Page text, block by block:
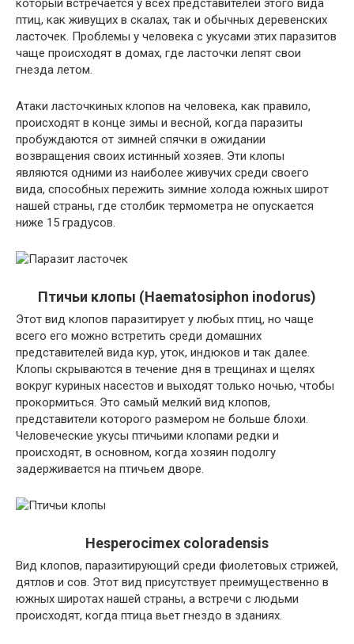
который встречается у всех представителей этого вида
птиц, как живущих в скалах, так и обычных деревенских
ласточек. Проблемы у человека с укусами этих паразитов
чаще происходят в домах, где ласточки лепят свои
гнезда летом.
Атаки ласточкиных клопов на человека, как правило,
происходят в конце зимы и весной, когда паразиты
пробуждаются от зимней спячки в ожидании
возвращения своих истинный хозяев. Эти клопы
являются одними из наиболее живучих среди своего
вида, способных пережить зимние холода южных широт
нашей страны, где столбик термометра не опускается
ниже 15 градусов.
Птичьи клопы (Haematosiphon inodorus)
Этот вид клопов паразитирует у любых птиц, но чаще
всего его можно встретить среди домашних
представителей вида кур, уток, индюков и так далее.
Клопы скрываются в течение дня в трещинах и щелях
вокруг куриных насестов и выходят только ночью, чтобы
прокормиться. Это самый мелкий вид клопов,
представители которого размером не больше блохи.
Человеческие укусы птичьими клопами редки и
происходят, в основном, когда хозяин подолгу
задерживается на птичьем дворе.
Hesperocimex coloradensis
Вид клопов, паразитирующий среди фиолетовых стрижей,
дятлов и сов. Этот вид присутствует преимущественно в
южных широтах нашей страны, а встречи с людьми
происходят, когда птица вьет гнездо в зданиях.